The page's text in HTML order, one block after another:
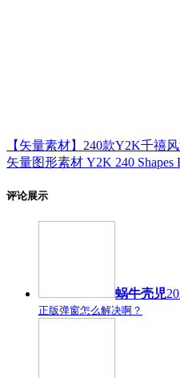
【矢量素材】240款Y2K千禧
矢量图形素材 Y2K 240 Shapes
评论展示
蜗牛壳児
正版弹窗怎么解决啊？